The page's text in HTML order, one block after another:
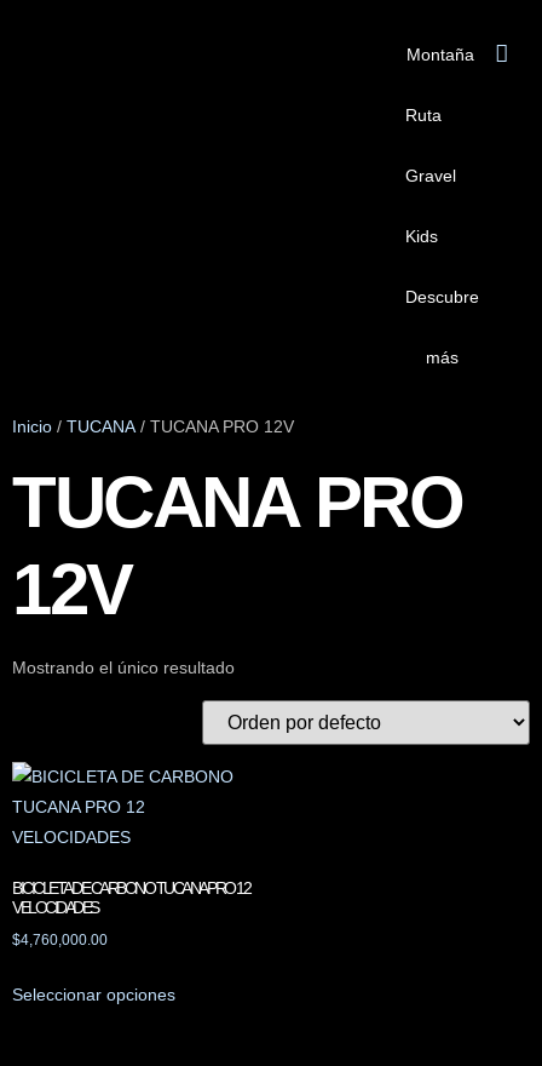
Montaña
Ruta
Gravel
Kids
Descubre
más
Inicio / TUCANA / TUCANA PRO 12V
TUCANA PRO
12V
Mostrando el único resultado
BICICLETA DE CARBONO TUCANA PRO 12
VELOCIDADES
$4,760,000.00
Seleccionar opciones